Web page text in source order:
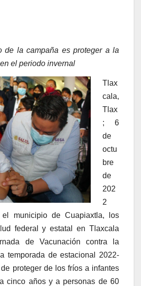
de la campaña es proteger a la
el periodo invernal
Tlax
cala,
Tlax
; 6
de
octu
bre
de
202
2
el municipio de Cuapiaxtla, los
federal y estatal en Tlaxcala
de Vacunación contra la
temporada de estacional 2022-
proteger de los fríos a infantes
cinco años y a personas de 60